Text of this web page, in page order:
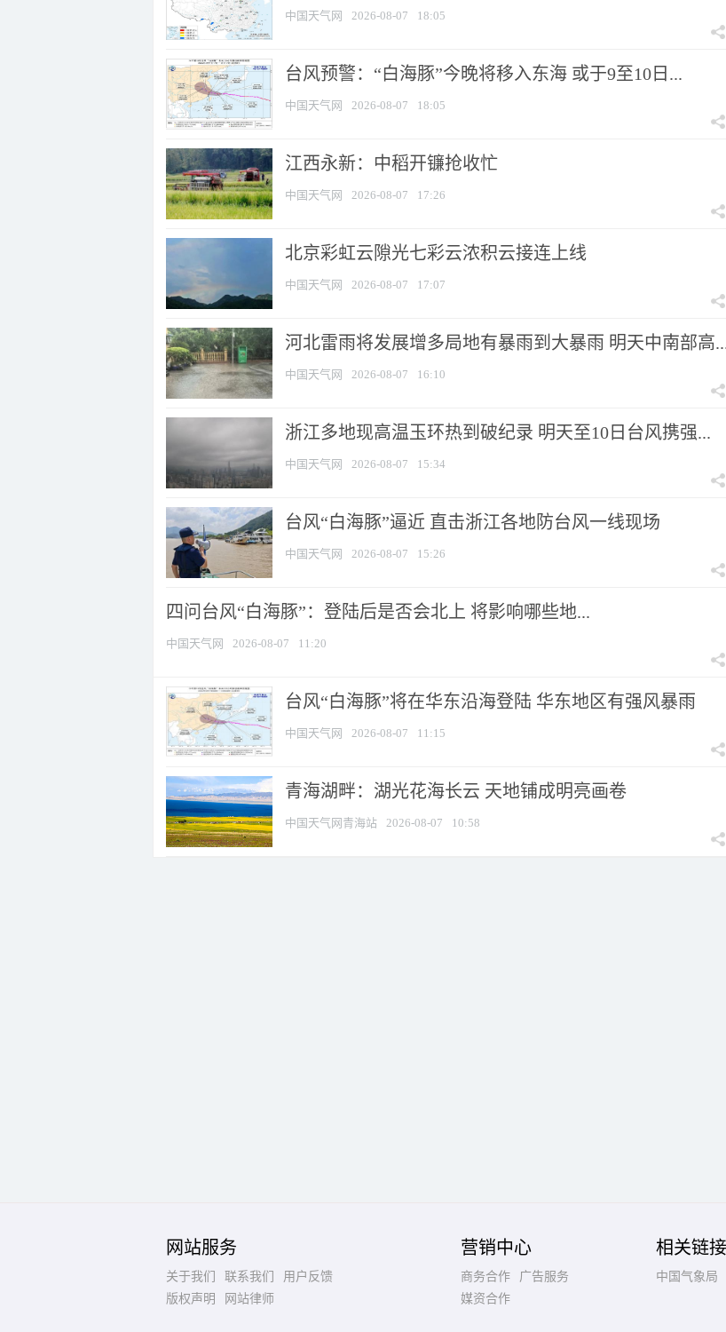
中国天气网 2026-08-07 18:05
台风预警：“白海豚”今晚将移入东海 或于9至10日...
中国天气网 2026-08-07 18:05
江西永新：中稻开镰抢收忙
中国天气网 2026-08-07 17:26
北京彩虹云隙光七彩云浓积云接连上线
中国天气网 2026-08-07 17:07
河北雷雨将发展增多局地有暴雨到大暴雨 明天中南部高
中国天气网 2026-08-07 16:10
浙江多地现高温玉环热到破纪录 明天至10日台风携强...
中国天气网 2026-08-07 15:34
台风“白海豚”逼近 直击浙江各地防台风一线现场
中国天气网 2026-08-07 15:26
四问台风“白海豚”：登陆后是否会北上 将影响哪些地...
中国天气网 2026-08-07 11:20
台风“白海豚”将在华东沿海登陆 华东地区有强风暴雨
中国天气网 2026-08-07 11:15
青海湖畔：湖光花海长云 天地铺成明亮画卷
中国天气网青海站 2026-08-07 10:58
网站服务
关于我们 联系我们
用户反馈
版权声明
网站律师
营销中心
商务合作
广告服务
媒资合作
相关链接
中国气象局